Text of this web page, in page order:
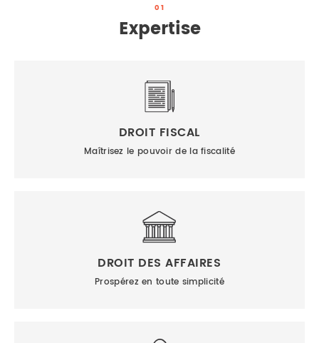
01
Expertise
DROIT FISCAL
Maîtrisez le pouvoir de la fiscalité
DROIT DES AFFAIRES
Prospérez en toute simplicité